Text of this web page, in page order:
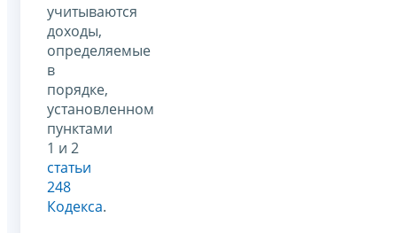
учитываются
доходы,
определяемые
в
порядке,
установленном
пунктами
1 и 2
статьи
248
Кодекса.